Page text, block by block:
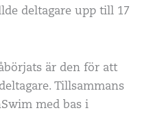
deltagare upp till 17
är den för att
Tillsammans
med bas i